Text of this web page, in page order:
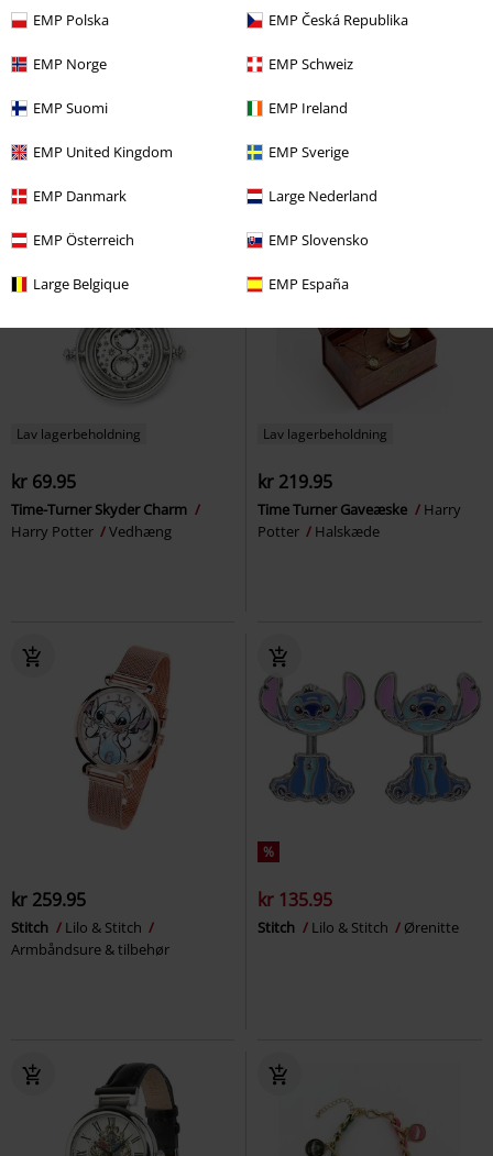
EMP Polska EMP Česká Republika
EMP Norge EMP Schweiz
EMP Suomi EMP Ireland
EMP United Kingdom EMP Sverige
EMP Danmark Large Nederland
EMP Österreich EMP Slovensko
Large Belgique EMP España
%
kr 59.95
Harry Potter
kr 89.95
Hårbånd
Lav lagerbeholdning
kr 69.95
Time-Turner Skyder Charm
Harry Potter
Vedhæng
Lav lagerbeholdning
kr 219.95
Time Turner Gaveæske
Harry
Potter
Halskæde
kr 259.95
Stitch
Lilo & Stitch
Armbåndsure & tilbehør
%
kr 135.95
Stitch Lilo & Stitch Ørenitte